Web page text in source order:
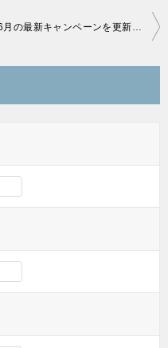
6月の最新キャンペーンを更新しました！